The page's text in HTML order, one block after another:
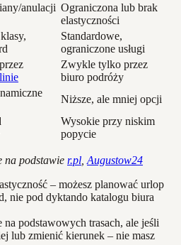
anulacji Ograniczona lub brak
elastyczności
Standardowe,
ograniczone usługi
linie
Zwykle tylko przez
biuro podróży
Niższe, ale mniej opcji
Wysokie przy niskim
popycie
na podstawie r.pl Augustow24
– możesz planować urlop
nie pod dyktando katalogu biura
na podstawowych trasach, ale jeśli
lub zmienić kierunek – nie masz